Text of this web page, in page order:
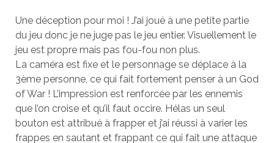
Une déception pour moi ! J’ai joué à une petite partie
du jeu donc je ne juge pas le jeu entier. Visuellement le
jeu est propre mais pas fou-fou non plus.
La caméra est fixe et le personnage se déplace à la
3ème personne, ce qui fait fortement penser à un God
of War ! L’impression est renforcée par les ennemis
que l’on croise et qu’il faut occire. Hélas un seul
bouton est attribué à frapper et j’ai réussi à varier les
frappes en sautant et frappant ce qui fait une attaque